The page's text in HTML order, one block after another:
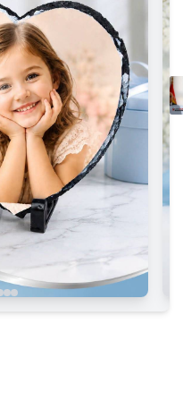
planifikon
bartjen tek
MPB të
pronave të
të
Radojiçiqit,
pozita e
opozita
kërkojnë
vendim të
shpejtë!